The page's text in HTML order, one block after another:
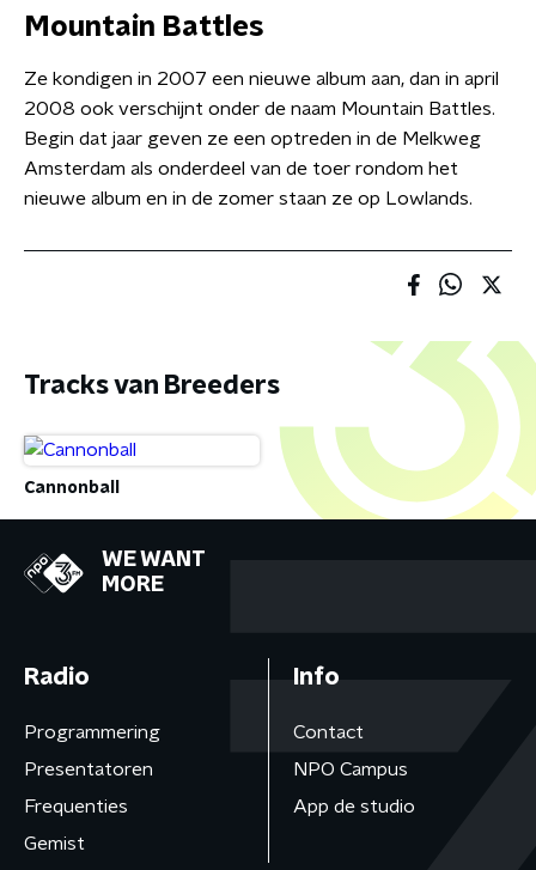
Mountain Battles
Ze kondigen in 2007 een nieuwe album aan, dan in april
2008 ook verschijnt onder de naam Mountain Battles.
Begin dat jaar geven ze een optreden in de Melkweg
Amsterdam als onderdeel van de toer rondom het
nieuwe album en in de zomer staan ze op Lowlands.
Tracks van Breeders
Cannonball
WE WANT
MORE
Radio
Programmering
Presentatoren
Frequenties
Gemist
Info
Contact
NPO Campus
App de studio